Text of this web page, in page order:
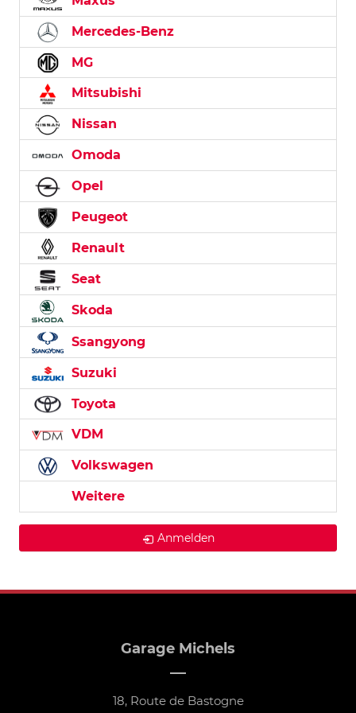
Mercedes-Benz
MG
Mitsubishi
Nissan
Omoda
Opel
Peugeot
Renault
Seat
Skoda
Ssangyong
Suzuki
Toyota
VDM
Volkswagen
Weitere
Anmelden
Garage Michels
18, Route de Bastogne